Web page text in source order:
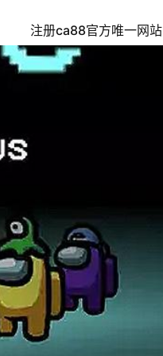
注册ca88官方唯一网站